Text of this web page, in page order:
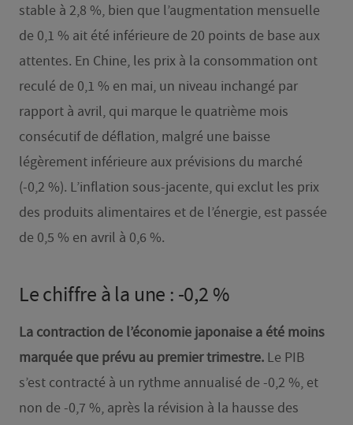
stable à 2,8 %, bien que l’augmentation mensuelle
de 0,1 % ait été inférieure de 20 points de base aux
attentes. En Chine, les prix à la consommation ont
reculé de 0,1 % en mai, un niveau inchangé par
rapport à avril, qui marque le quatrième mois
consécutif de déflation, malgré une baisse
légèrement inférieure aux prévisions du marché
(-0,2 %). L’inflation sous-jacente, qui exclut les prix
des produits alimentaires et de l’énergie, est passée
de 0,5 % en avril à 0,6 %.
Le chiffre à la une : -0,2 %
La contraction de l’économie japonaise a été moins
marquée que prévu au premier trimestre.Le PIB
s’est contracté à un rythme annualisé de -0,2 %, et
non de -0,7 %, après la révision à la hausse des